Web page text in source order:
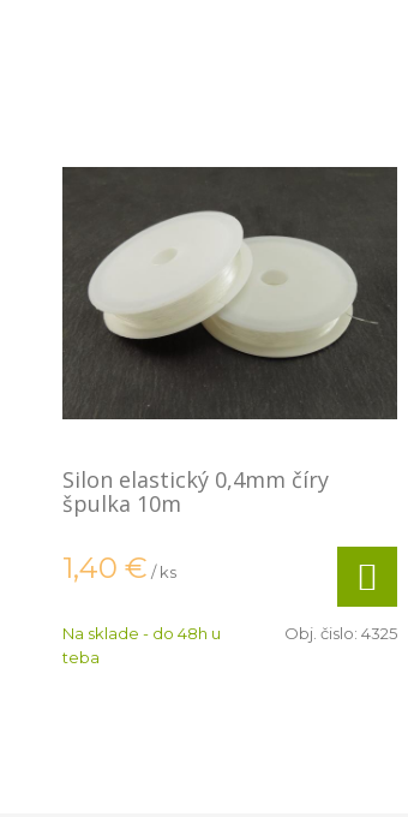
Silon elastický 0,4mm číry
špulka 10m
1,40 € / ks
Na sklade - do 48h u
teba
Obj. čislo: 4325